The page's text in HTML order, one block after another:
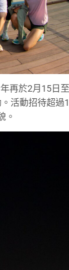
年再於2月15日
活動招待超過
。